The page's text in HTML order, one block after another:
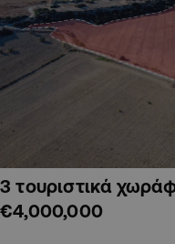
3 τουριστικά
€4,000,000